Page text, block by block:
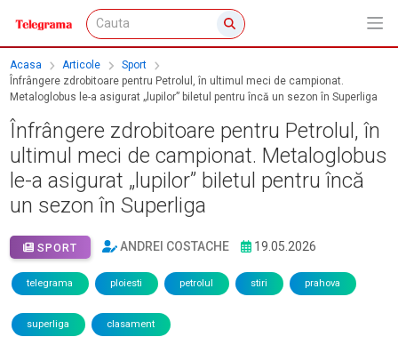
Acasa Articole
Sport
Înfrângere zdrobitoare pentru Petrolul, în ultimul meci de campionat.
Metaloglobus le-a asigurat „lupilor” biletul pentru încă un sezon în Superliga
Înfrângere zdrobitoare pentru Petrolul, în
ultimul meci de campionat. Metaloglobus
le-a asigurat „lupilor” biletul pentru încă
un sezon în Superliga
SPORT ANDREI COSTACHE 19.05.2026
telegrama ploiesti petrolul stiri prahova
superliga clasament